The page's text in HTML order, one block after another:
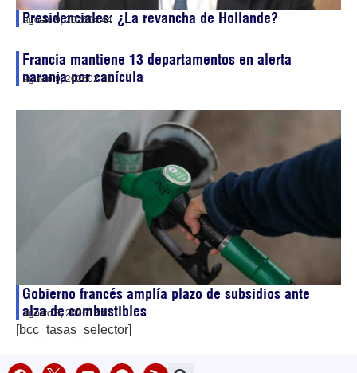
Presidenciales: ¿La revancha de Hollande?
agosto 9, 202604:44
Francia mantiene 13 departamentos en alerta
naranja por canícula
agosto 9, 202602:21
Gobierno francés amplía plazo de subsidios ante
alza de combustibles
agosto 8, 202612:47
[bcc_tasas_selector]